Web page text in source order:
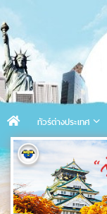
ทัวร์ต่างประเทศ